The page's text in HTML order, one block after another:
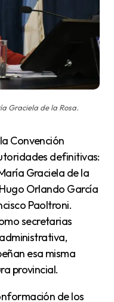
Graciela de la Rosa.
definitivas:
Graciela de la
Orlando García
Paoltroni.
secretarias
esa misma
provincial.